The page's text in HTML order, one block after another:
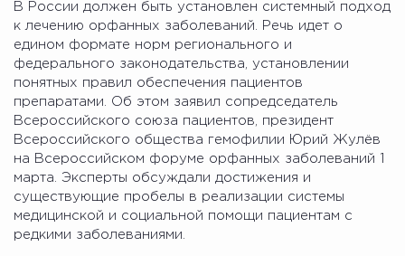
В России должен быть установлен системный подход
к лечению орфанных заболеваний. Речь идет о
едином формате норм регионального и
федерального законодательства, установлении
понятных правил обеспечения пациентов
препаратами. Об этом заявил сопредседатель
Всероссийского союза пациентов, президент
Всероссийского общества гемофилии Юрий Жулёв
на Всероссийском форуме орфанных заболеваний 1
марта. Эксперты обсуждали достижения и
существующие пробелы в реализации системы
медицинской и социальной помощи пациентам с
редкими заболеваниями.